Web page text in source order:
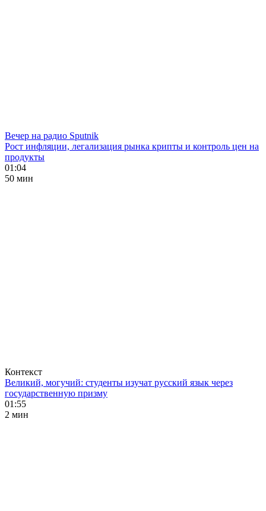
Вечер на радио Sputnik
Рост инфляции, легализация рынка крипты и контроль цен на
продукты
01:04
50 мин
Контекст
Великий, могучий: студенты изучат русский язык через
государственную призму
01:55
2 мин